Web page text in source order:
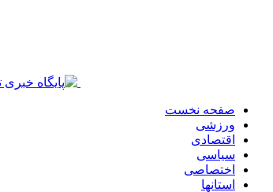
صفحه نخست
ورزشی
اقتصادی
سیاسی
اختصاصی
استانها